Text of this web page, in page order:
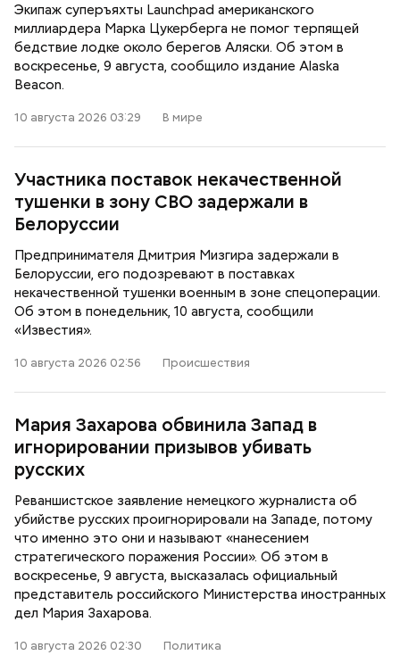
Экипаж суперъяхты Launchpad американского
миллиардера Марка Цукерберга не помог терпящей
бедствие лодке около берегов Аляски. Об этом в
воскресенье, 9 августа, сообщило издание Alaska
Beacon.
10 августа 2026 03:29 В мире
Участника поставок некачественной
тушенки в зону СВО задержали в
Белоруссии
Предпринимателя Дмитрия Мизгира задержали в
Белоруссии, его подозревают в поставках
некачественной тушенки военным в зоне спецоперации.
Об этом в понедельник, 10 августа, сообщили
«Известия».
10 августа 2026 02:56 Происшествия
Мария Захарова обвинила Запад в
игнорировании призывов убивать
русских
Реваншистское заявление немецкого журналиста об
убийстве русских проигнорировали на Западе, потому
что именно это они и называют «нанесением
стратегического поражения России». Об этом в
воскресенье, 9 августа, высказалась официальный
представитель российского Министерства иностранных
дел Мария Захарова.
10 августа 2026 02:30 Политика